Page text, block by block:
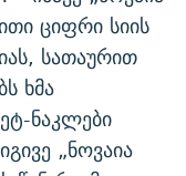
ციფრი სიის
სათაურით
ხმა
ნაკლები
„ნოვაია